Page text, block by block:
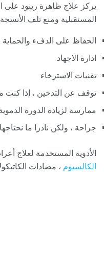
يركز علاج ظاهرة رينود على
المستقبلية ومنع تلف
الحفاظ على الدفء
ادارة الاجهاد
تقنيات الاسترخاء
توقف عن التدخين ، إذا كنت
ممارسة لزيادة الدورة
جراحة ، ولكن نادرا ما نحتاجها
الأدوية المستخدمة لعلاج
الكالسيوم ، مضادات